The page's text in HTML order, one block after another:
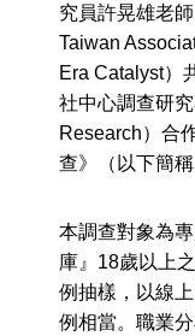
究員許晃雄老
Taiwan
Era Catalyst）
社中心調查研
Research）合
查》（以下簡稱
本調查對象為
庫』18歲以上
例抽樣，以線
例相當。職業